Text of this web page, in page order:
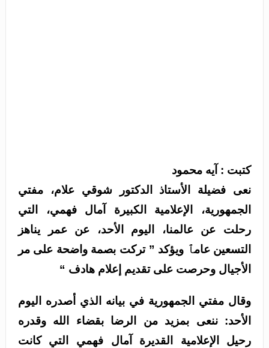
كتبت : آيه محمود
نعى فضيلة الأستاذ الدكتور شوقي علام، مفتي
الجمهورية، الإعلامية الكبيرة آمال فهمي، التي
رحلت عن عالمنا، اليوم الأحد، عن عمر يناهز
التسعين عامٱ ويؤكد ” تركت بصمة واضحة على مر
الأجيال وحرصت على تقديم إعلام هادف “
وقال مفتي الجمهورية في بيانه الذي أصدره اليوم
الأحد: ننعى بمزيد من الرضا بقضاء الله وقدره
رحيل الإعلامية القديرة آمال فهمي التي كانت